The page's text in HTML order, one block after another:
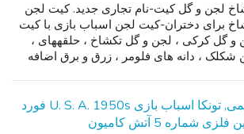
لجن و گل کیت-نام تجاری جدید. کیت لجن
برای دختران-کیت لجن اسباب بازی با کیت
و گل کرکی ، لجن و گل تکشاخ ، حلقههای ،
شکلک ، دانه های فلومر ، زرق و برق اضافه
قدیمی, تونکا اسباب بازی U. S. A. 1950s فورد
فلزی شماره 5 آتش کامیون